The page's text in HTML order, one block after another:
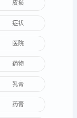
皮损
症状
医院
药物
乳膏
药膏